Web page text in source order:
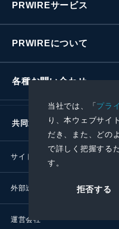
当社では、「プラ
り、本ウェブサイ
だき、また、どの
で詳しく把握する
す。
拒否する
PRWIREサービス
PRWIREについて
各種お問い合わせ
共同通信社グループ
サイトポリシー
外部送信ポリシー
運営会社